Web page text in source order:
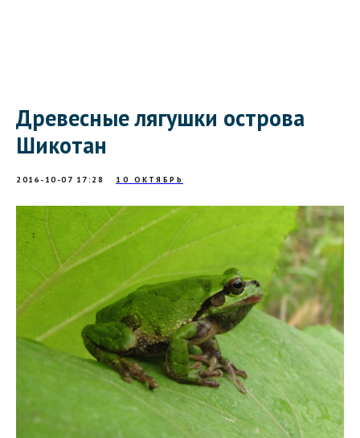
Древесные лягушки острова
Шикотан
2016-10-07 17:28 10 ОКТЯБРЬ